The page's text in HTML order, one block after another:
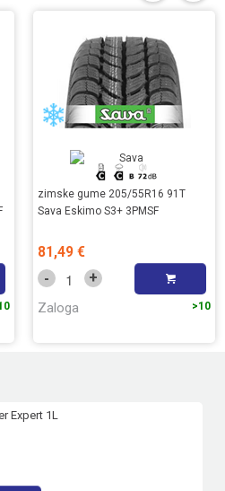
zimske gume 205/55R16 91T
Sava Eskimo S3+ 3PMSF
81,49 €
- +
Zaloga >10
Expert 1L